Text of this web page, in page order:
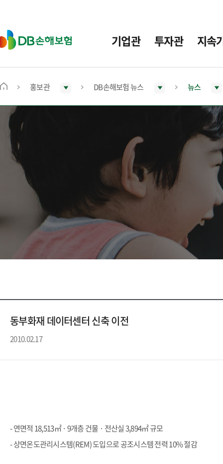
D
B
보
기업관 투자관 지속
메
홍보관 DB손해보험 뉴스 뉴스
동부화재 데이터센터 신축 이전
2010.02.17
- 연면적 18,513㎡ · 9개층 건물 · 전산실 3,894㎡ 규모
- 상면온도관리시스템(REM) 도입으로 공조시스템 전력 10% 절감